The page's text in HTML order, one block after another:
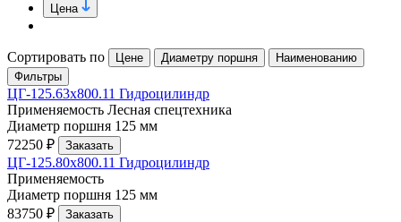
Цена
Сортировать по Цене Диаметру поршня
Наименованию
Фильтры
ЦГ-125.63х800.11 Гидроцилиндр
Применяемость Лесная спецтехника
Диаметр поршня 125 мм
72250 ₽
Заказать
ЦГ-125.80х800.11 Гидроцилиндр
Применяемость
Диаметр поршня 125 мм
83750 ₽
Заказать